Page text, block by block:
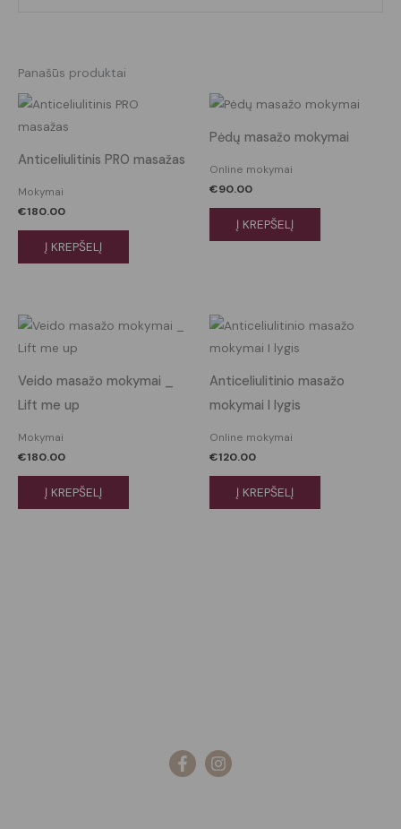
Panašūs produktai
Anticeliulitinis PRO masažas
Mokymai
€180.00
Į KREPŠELĮ
Pėdų masažo mokymai
Online mokymai
€90.00
Į KREPŠELĮ
Veido masažo mokymai _
Lift me up
Mokymai
€180.00
Į KREPŠELĮ
Anticeliulitinio masažo
mokymai I lygis
Online mokymai
€120.00
Į KREPŠELĮ